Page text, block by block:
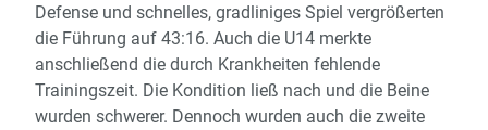
Defense und schnelles, gradliniges Spiel vergrößerten
die Führung auf 43:16. Auch die U14 merkte
anschließend die durch Krankheiten fehlende
Trainingszeit. Die Kondition ließ nach und die Beine
wurden schwerer. Dennoch wurden auch die zweite